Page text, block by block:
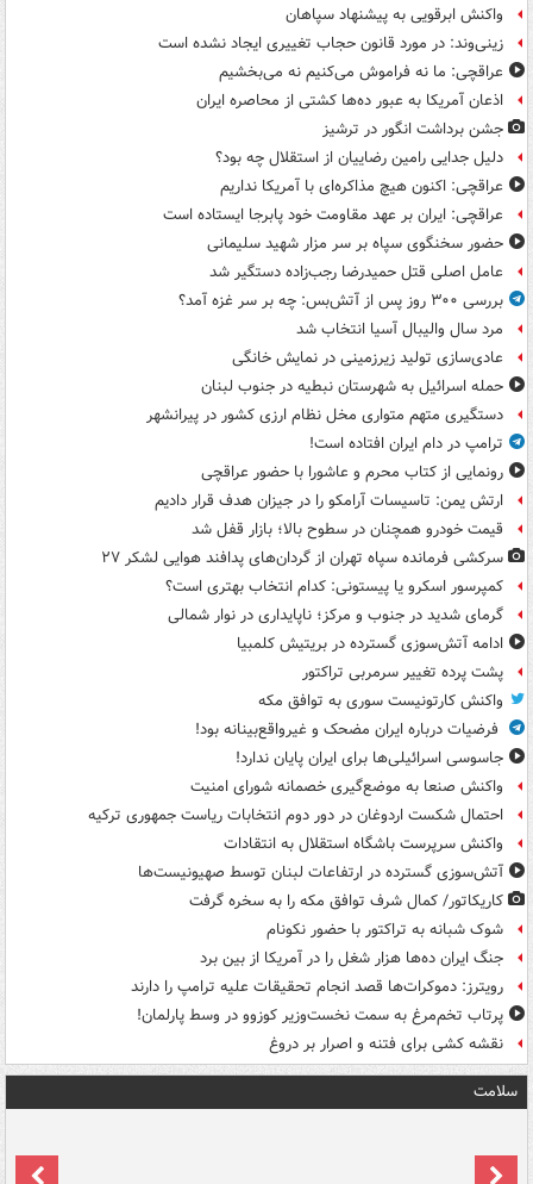
واکنش ابرقویی به پیشنهاد سپاهان
زینی‌وند: در مورد قانون حجاب تغییری ایجاد نشده است
عراقچی: ما نه فراموش می‌کنیم نه می‌بخشیم
اذعان آمریکا به عبور ده‌ها کشتی از محاصره ایران
جشن برداشت انگور در ترشیز
دلیل جدایی رامین رضاییان از استقلال چه بود؟
عراقچی: اکنون هیچ مذاکره‌ای با آمریکا نداریم
عراقچی: ایران بر عهد مقاومت خود پابرجا ایستاده است
حضور سخنگوی سپاه بر سر مزار شهید سلیمانی
عامل اصلی قتل حمیدرضا رجب‌زاده دستگیر شد
بررسی ۳۰۰ روز پس از آتش‌بس: چه بر سر غزه آمد؟
مرد سال والیبال آسیا انتخاب شد
عادی‌سازی تولید زیرزمینی در نمایش خانگی
حمله اسرائیل به شهرستان نبطیه در جنوب لبنان
دستگیری متهم متواری مخل نظام ارزی کشور در پیرانشهر
ترامپ در دام ایران افتاده است!
رونمایی از کتاب محرم و عاشورا با حضور عراقچی
ارتش یمن: تاسیسات آرامکو را در جیزان هدف قرار دادیم
قیمت خودرو همچنان در سطوح بالا؛ بازار قفل شد
سرکشی فرمانده سپاه تهران از گردان‌های پدافند هوایی لشکر ۲۷
کمپرسور اسکرو یا پیستونی: کدام انتخاب بهتری است؟
گرمای شدید در جنوب و مرکز؛ ناپایداری در نوار شمالی
ادامه آتش‌سوزی گسترده در بریتیش کلمبیا
پشت پرده تغییر سرمربی تراکتور
واکنش کارتونیست سوری به توافق مکه
فرضیات درباره ایران مضحک و غیرواقع‌بینانه بود!
جاسوسی اسرائیلی‌ها برای ایران پایان ندارد!
واکنش صنعا به موضع‌گیری خصمانه شورای امنیت
احتمال شکست اردوغان در دور دوم انتخابات ریاست جمهوری ترکیه
واکنش سرپرست باشگاه استقلال به انتقادات
آتش‌سوزی گسترده در ارتفاعات لبنان توسط صهیونیست‌ها
کاریکاتور/ کمال شرف توافق مکه را به سخره گرفت
شوک شبانه به تراکتور با حضور نکونام
جنگ ایران ده‌ها هزار شغل را در آمریکا از بین برد
رویترز: دموکرات‌ها قصد انجام تحقیقات علیه ترامپ را دارند
پرتاب تخم‌مرغ به سمت نخست‌وزیر کوزوو در وسط پارلمان!
نقشه کشی برای فتنه و اصرار بر دروغ
سلامت